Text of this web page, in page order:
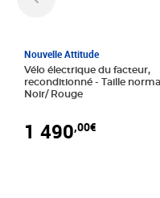
Nouvelle Attitude
Vélo électrique du facteur,
reconditionné - Taille normale -
Noir/ Rouge
1 490,00€